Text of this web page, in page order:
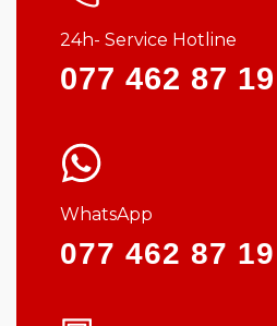
24h- Service Hotline
077 462 87 19
WhatsApp
077 462 87 19